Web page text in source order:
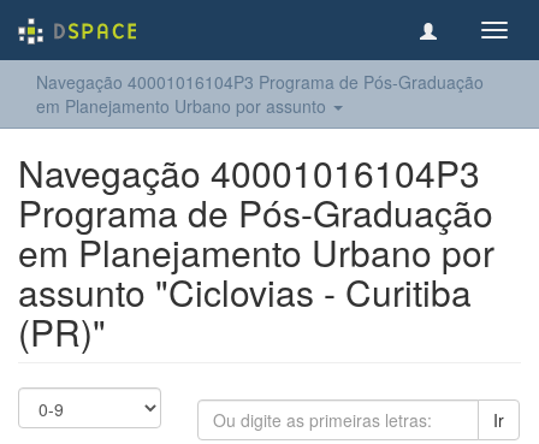
Navegação 40001016104P3 Programa de Pós-Graduação
em Planejamento Urbano por assunto
Navegação 40001016104P3
Programa de Pós-Graduação
em Planejamento Urbano por
assunto "Ciclovias - Curitiba
(PR)"
Ir